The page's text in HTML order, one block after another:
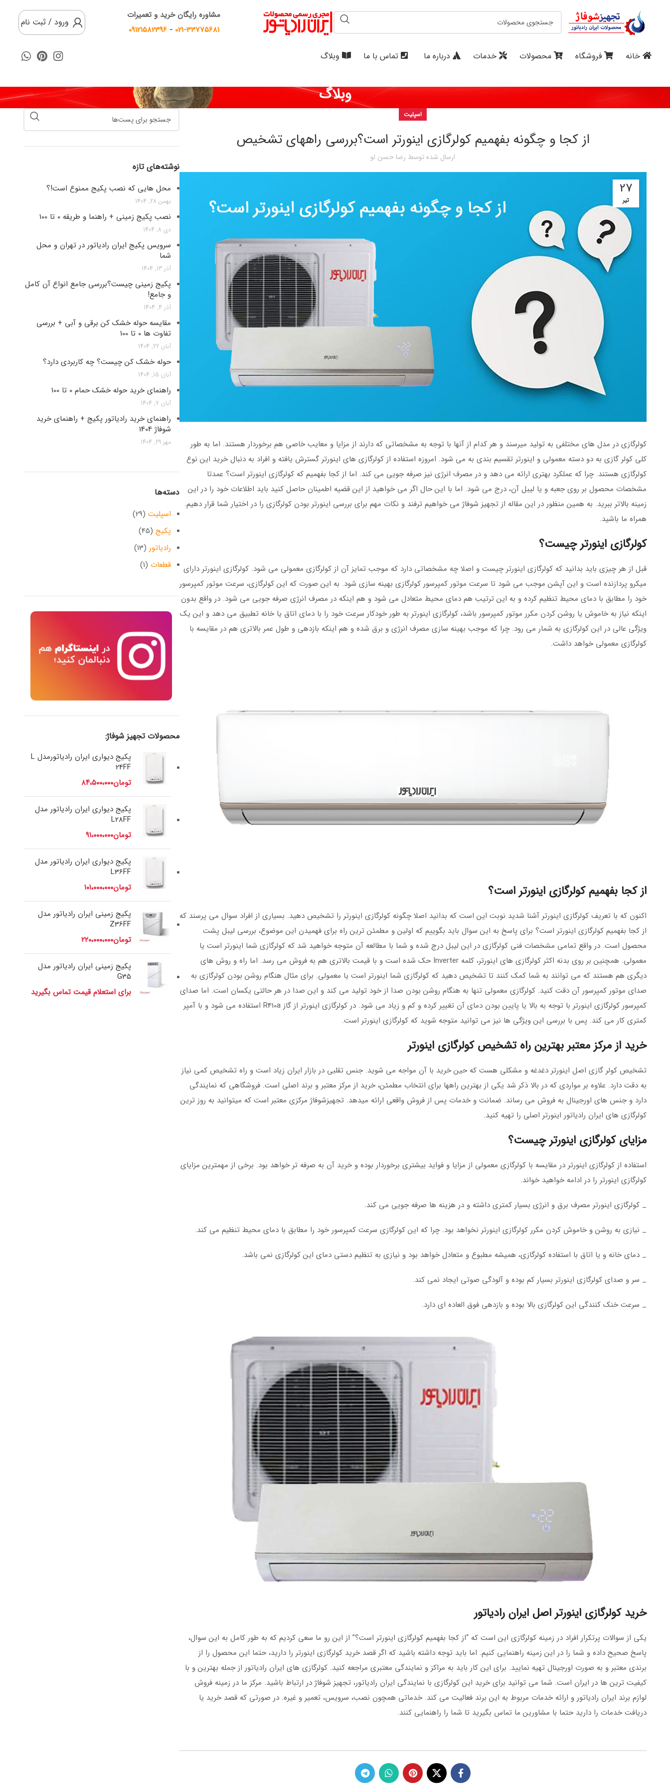
مشاوره رایگان خرید و تعمیرات
021-33775681
-
09121582396
ورود / ثبت نام
خانه فروشگاه محصولات خدمات درباره ما تماس با ما وبلاگ
وبلاگ
اسپلیت
از کجا و چگونه بفهمیم کولرگازی اینورتر است؟بررسی راههای تشخیص
ارسال شده توسط رضا حسن لو
27
تیر
کولرگازی در مدل های مختلفی به تولید میرسند و هر کدام از آنها با توجه به مشخصاتی که دارند از مزایا و معایب خاصی هم برخوردار هستند. اما به طور
کلی کولر گازی به دو دسته معمولی و اینورتر تقسیم بندی به می شود. امروزه استفاده از کولرگازی های اینورتر گسترش یافته و افراد به دنبال خرید این نوع
کولرگازی هستند. چرا که عملکرد بهتری ارائه می دهد و در مصرف انرژی نیز صرفه جویی می کند. اما از کجا بفهمیم که کولرگازی اینورتر است؟ عمدتا
مشخصات محصول بر روی جعبه و یا لیبل آن، درج می شود. اما با این حال اگر می خواهید از این قضیه اطمینان حاصل کنید باید اطلاعات خود را در این
زمینه بالاتر ببرید. به همین منظور در این مقاله از تجهیز شوفاژ می خواهیم ترفند و نکات مهم برای بررسی اینورتر بودن کولرگازی را در اختیار شما قرار دهیم.
همراه ما باشید.
کولرگازی اینورتر چیست؟
قبل از هر چیزی باید بدانید که کولرگازی اینورتر چیست و اصلا چه مشخصاتی دارد که موجب تمایز آن از کولرگازی معمولی می شود. کولرگازی اینورتر دارای
میکرو پردازنده است و این آپشن موجب می شود تا سرعت موتور کمپرسور کولرگازی بهینه سازی شود. به این صورت که این کولرگازی، سرعت موتور کمپرسور
خود را مطابق با دمای محیط تنظیم کرده و به این ترتیب هم دمای محیط متعادل می شود و هم اینکه در مصرف انرژی صرفه جویی می شود. در واقع بدون
اینکه نیاز به خاموش یا روشن کردن مکرر موتور کمپرسور باشد، کولرگازی اینورتر به طور خودکار سرعت خود را با دمای اتاق یا خانه تطبیق می دهد و این یک
ویژگی عالی در این کولرگازی به شمار می رود. چرا که موجب بهینه سازی مصرف انرژی و برق شده و هم اینکه بازدهی و طول عمر بالاتری هم در مقایسه با
کولرگازی معمولی خواهد داشت.
از کجا بفهمیم کولرگازی اینورتر است؟
اکنون که با تعریف کولرگازی اینورتر آشنا شدید نوبت این است که بدانید اصلا چگونه کولرگازی اینورتر را تشخیص دهید. بسیاری از افراد سوال می پرسند که
از کجا بفهمیم کولرگازی اینورتر است؟ برای پاسخ به این سوال باید بگوییم که اولین و مطمئن ترین راه برای فهمیدن این موضوع، بررسی لیبل پشت
محصول است. در واقع تمامی مشخصات فنی کولرگازی در این لیبل درج شده و شما با مطالعه آن متوجه خواهید شد که کولرگازی شما اینورتر است یا
معمولی. همچنین بر روی بدنه اکثر کولرگازی های اینورتر، کلمه Inverter حک شده است و با قیمت بالاتری هم به فروش می رسد. اما راه و روش های
دیگری هم هستند که می توانند به شما کمک کنند تا تشخیص دهید که کولرگازی شما اینورتر است یا معمولی. برای مثال هنگام روشن بودن کولرگازی به
صدای موتور کمپرسور آن دقت کنید. کولرگازی معمولی تنها به هنگام روشن بودن صدا از خود تولید می کند و این صدا در هر حالتی یکسان است. اما صدای
کمپرسور کولرگازی اینورتر با توجه به بالا یا پایین بودن دمای آن تغییر کرده و کم و زیاد می شود. در کولرگازی اینورتر از گاز R410a استفاده می شود و با آمپر
کمتری کار می کند. پس با بررسی این ویژگی ها نیز می توانید متوجه شوید که کولرگازی اینورتر است.
خرید از مرکز معتبر بهترین راه تشخیص کولرگازی اینورتر
تشخیص کولر گازی اصل اینورتر دغدغه و مشکلی هست که حین خرید با آن مواجه می شوید. جنس تقلبی در بازار ایران زیاد است و راه تشخیص کمی نیاز
به دقت دارد. علاوه بر مواردی که در بالا ذکر شد یکی از بهترین راهها برای انتخاب مطمئن، خرید از مرکز معتبر و برند اصلی است. فروشگاهی که نمایندگی
دارد و جنس های اورجینال به فروش می رساند. ضمانت و خدمات پس از فروش واقعی ارائه میدهد. تجهیزشوفاژ مرکزی معتبر است که میتوانید به روز ترین
کولرگازی های ایران رادیاتور اینورتر اصلی را تهیه کنید.
مزایای کولرگازی اینورتر چیست؟
استفاده از کولرگازی اینورتر در مقایسه با کولرگازی معمولی از مزایا و فواید بیشتری برخوردار بوده و خرید آن به صرفه تر خواهد بود. برخی از مهمترین مزایای
کولرگازی اینورتر را در ادامه خواهید خواند.
_ کولرگازی اینورتر مصرف برق و انرژی بسیار کمتری داشته و در هزینه ها صرفه جویی می کند.
_ نیازی به روشن و خاموش کردن مکرر کولرگازی اینورتر نخواهد بود. چرا که این کولرگازی سرعت کمپرسور خود را مطابق با دمای محیط تنظیم می کند.
_ دمای خانه و یا اتاق با استفاده کولرگازی، همیشه مطبوع و متعادل خواهد بود و نیازی به تنظیم دستی دمای این کولرگازی نمی باشد.
_ سر و صدای کولرگازی اینورتر بسیار کم بوده و آلودگی صوتی ایجاد نمی کند.
_ سرعت خنک کنندگی این کولرگازی بالا بوده و بازدهی فوق العاده ای دارد.
خرید کولرگازی اینورتر اصل ایران رادیاتور
یکی از سوالات پرتکرار افراد در زمینه کولرگازی این است که “از کجا بفهمیم کولرگازی اینورتر است؟” از این رو ما سعی کردیم که به طور کامل به این سوال،
پاسخ صحیح داده و شما را در این زمینه راهنمایی کنیم. اما باید توجه داشته باشید که اگر قصد خرید کولرگازی اینورتر را دارید، حتما این محصول را از
برندی معتبر و به صورت اورجینال تهیه نمایید. برای این کار باید به مراکز و نمایندگی معتبری مراجعه کنید. کولرگازی های ایران رادیاتور از جمله بهترین و با
کیفیت ترین ها در ایران است. شما می توانید برای خرید این کولرگازی با نمایندگی ایران رادیاتور، تجهیز شوفاژ در ارتباط باشید. مرکز ما در زمینه فروش
لوازم برند ایران رادیاتور و ارائه خدمات مربوط به این برند فعالیت می کند. خدماتی همچون نصب، سرویس، تعمیر و غیره. در صورتی که قصد خرید یا
دریافت خدمات را دارید حتما با مشاورین ما تماس بگیرید تا شما را راهنمایی کنند.
نوشته‌های تازه
محل هایی که نصب پکیج ممنوع است!؟
بهمن 28, 1404
نصب پکیج زمینی + راهنما و طریقه 0 تا 100
دی 8, 1404
سرویس پکیج ایران رادیاتور در تهران و محل
شما
آذر 13, 1404
پکیج زمینی چیست؟بررسی جامع انواع آن کامل
و جامع!
آذر 4, 1404
مقایسه حوله خشک کن برقی و آبی + بررسی
تفاوت ها 0 تا 100
آبان 22, 1404
حوله خشک کن چیست؟ چه کاربردی دارد؟
آبان 15, 1404
راهنمای خرید حوله خشک حمام 0 تا 100
آبان 7, 1404
راهنمای خرید رادیاتور پکیج + راهنمای خرید
شوفاژ 1404
مهر 29, 1404
دسته‌ها
اسپلیت (29)
پکیج (45)
رادیاتور (13)
قطعات (1)
محصولات تجهیز شوفاژ:
پکیج دیواری ایران رادیاتورمدل L
24FF
تومان۸۴،۵۰۰،۰۰۰
پکیج دیواری ایران رادیاتور مدل
L28FF
تومان۹۱،۰۰۰،۰۰۰
پکیج دیواری ایران رادیاتور مدل
L36FF
تومان۱۰۱،۰۰۰،۰۰۰
پکیج زمینی ایران رادیاتور مدل
Z36FF
تومان۲۲۰،۰۰۰،۰۰۰
پکیج زمینی ایران رادیاتور مدل
G35
برای استعلام قیمت تماس بگیرید